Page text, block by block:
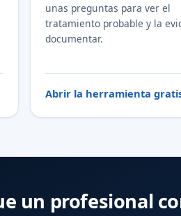
unas preguntas para ver el
tratamiento probable y la
documentar.
Abrir la herramienta
un profesional